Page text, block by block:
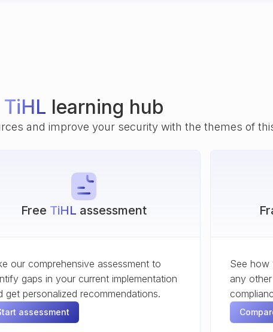
TiHL learning hub
and improve your security with the themes of
Free TiHL assessment
our comprehensive assessment to
gaps in your current implementation
get personalized recommendations.
assessment
See how
any